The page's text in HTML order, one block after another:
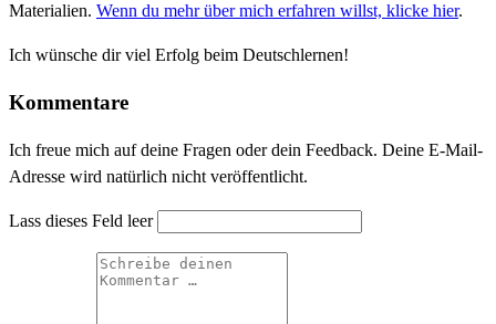
Materialien. Wenn du mehr über mich erfahren willst, klicke hier.
Ich wünsche dir viel Erfolg beim Deutschlernen!
Kommentare
Ich freue mich auf deine Fragen oder dein Feedback. Deine E-Mail-
Adresse wird natürlich nicht veröffentlicht.
Lass dieses Feld leer